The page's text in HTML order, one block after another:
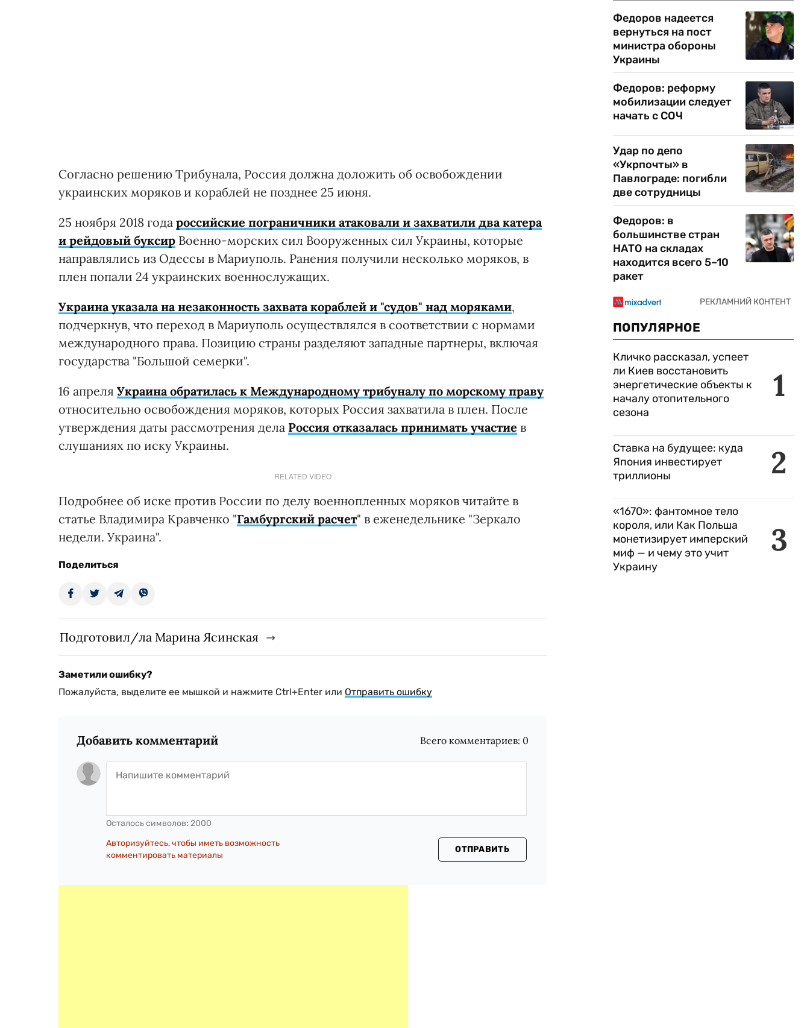
Согласно решению Трибунала, Россия должна доложить об освобождении
украинских моряков и кораблей не позднее 25 июня.
25 ноября 2018 года российские пограничники атаковали и захватили два катера
и рейдовый буксир Военно-морских сил Вооруженных сил Украины, которые
направлялись из Одессы в Мариуполь. Ранения получили несколько моряков, в
плен попали 24 украинских военнослужащих.
Украина указала на незаконность захвата кораблей и "судов" над моряками,
подчеркнув, что переход в Мариуполь осуществлялся в соответствии с нормами
международного права. Позицию страны разделяют западные партнеры, включая
государства "Большой семерки".
16 апреля Украина обратилась к Международному трибуналу по морскому праву
относительно освобождения моряков, которых Россия захватила в плен. После
утверждения даты рассмотрения дела Россия отказалась принимать участие в
слушаниях по иску Украины.
RELATED VIDEO
Подробнее об иске против России по делу военнопленных моряков читайте в
статье Владимира Кравченко "Гамбургский расчет" в еженедельнике "Зеркало
недели. Украина".
Поделиться
Подготовил/ла Марина Ясинская
Заметили ошибку?
Пожалуйста, выделите ее мышкой и нажмите Ctrl+Enter или Отправить ошибку
Добавить комментарий Всего комментариев: 0
Осталось символов: 2000
Авторизуйтесь, чтобы иметь возможность
комментировать материалы
ОТПРАВИТЬ
Федоров надеется
вернуться на пост
министра обороны
Украины
Федоров: реформу
мобилизации следует
начать с СОЧ
Удар по депо
«Укрпочты» в
Павлограде: погибли
две сотрудницы
Федоров: в
большинстве стран
НАТО на складах
находится всего 5–10
ракет
ПОПУЛЯРНОЕ
1
Кличко рассказал, успеет
ли Киев восстановить
энергетические объекты к
началу отопительного
сезона
2
Ставка на будущее: куда
Япония инвестирует
триллионы
3
«1670»: фантомное тело
короля, или Как Польша
монетизирует имперский
миф — и чему это учит
Украину